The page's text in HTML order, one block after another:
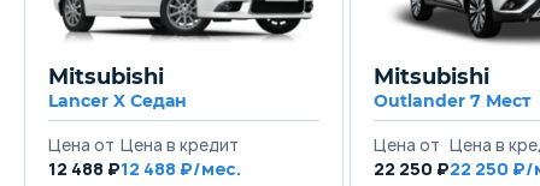
Mitsubishi
Lancer X Седан
Цена от
12 488 ₽
Цена в кредит
12 488 ₽/мес.
Mitsubishi
Outlander 7 Мест
Цена от
22 250 ₽
Цена в
22 250 ₽/